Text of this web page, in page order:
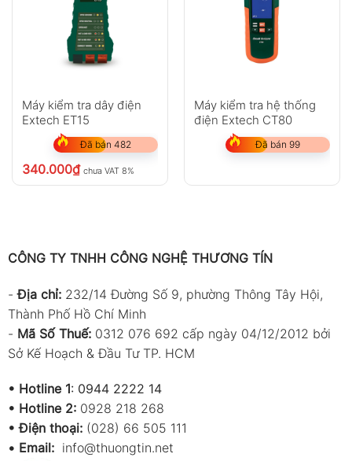
Máy kiểm tra dây điện
Extech ET15
Đã bán 482
340.000₫ chưa VAT 8%
Máy kiểm tra hệ thống
điện Extech CT80
Đã bán 99
CÔNG TY TNHH CÔNG NGHỆ THƯƠNG TÍN
-Địa chỉ: 232/14 Đường Số 9, phường Thông Tây Hội,
Thành Phố Hồ Chí Minh
- Mã Số Thuế: 0312 076 692 cấp ngày 04/12/2012 bởi
Sở Kế Hoạch & Đầu Tư TP. HCM
• Hotline 1: 0944 2222 14
• Hotline 2: 0928 218 268
• Điện thoại: (028) 66 505 111
• Email: info@thuongtin.net